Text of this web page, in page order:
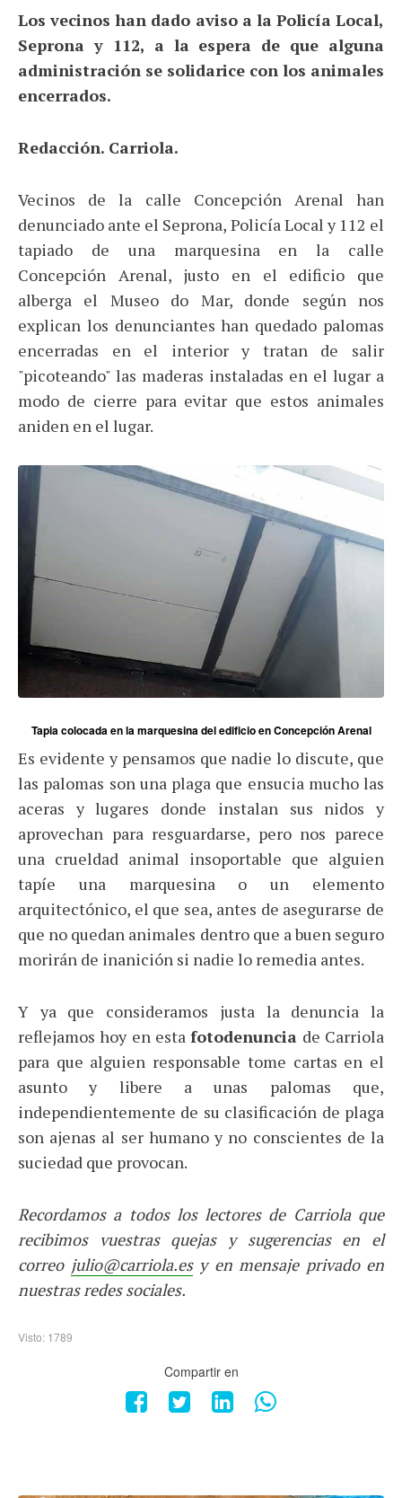
Los vecinos han dado aviso a la Policía Local,
Seprona y 112, a la espera de que alguna
administración se solidarice con los animales
encerrados.
Redacción. Carriola.
Vecinos de la calle Concepción Arenal han
denunciado ante el Seprona, Policía Local y 112 el
tapiado de una marquesina en la calle
Concepción Arenal, justo en el edificio que
alberga el Museo do Mar, donde según nos
explican los denunciantes han quedado palomas
encerradas en el interior y tratan de salir
"picoteando" las maderas instaladas en el lugar a
modo de cierre para evitar que estos animales
aniden en el lugar.
Tapia colocada en la marquesina del edificio en Concepción Arenal
Es evidente y pensamos que nadie lo discute, que
las palomas son una plaga que ensucia mucho las
aceras y lugares donde instalan sus nidos y
aprovechan para resguardarse, pero nos parece
una crueldad animal insoportable que alguien
tapíe una marquesina o un elemento
arquitectónico, el que sea, antes de asegurarse de
que no quedan animales dentro que a buen seguro
morirán de inanición si nadie lo remedia antes.
Y ya que consideramos justa la denuncia la
reflejamos hoy en estafotodenuncia de Carriola
para que alguien responsable tome cartas en el
asunto y libere a unas palomas que,
independientemente de su clasificación de plaga
son ajenas al ser humano y no conscientes de la
suciedad que provocan.
Recordamos a todos los lectores de Carriola que
recibimos vuestras quejas y sugerencias en el
correo julio@carriola.esy en mensaje privado en
nuestras redes sociales.
Visto: 1789
Compartir en